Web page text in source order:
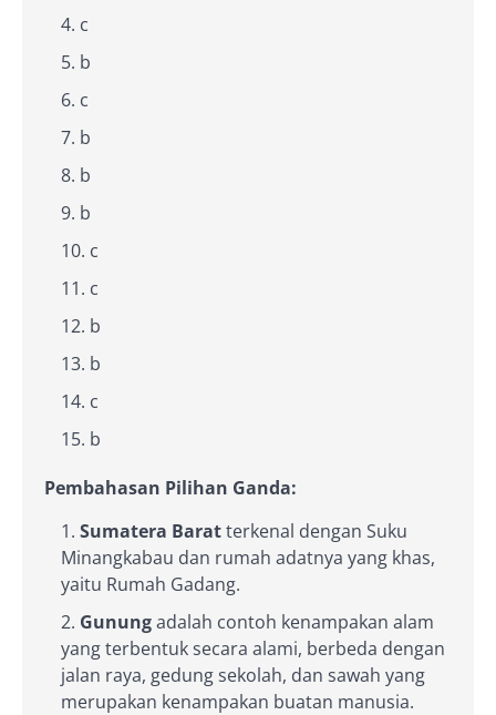
c
b
c
b
b
b
c
c
b
b
c
b
Pembahasan Pilihan Ganda:
Sumatera Baratterkenal dengan Suku
Minangkabau dan rumah adatnya yang khas,
yaitu Rumah Gadang.
Gunungadalah contoh kenampakan alam
yang terbentuk secara alami, berbeda dengan
jalan raya, gedung sekolah, dan sawah yang
merupakan kenampakan buatan manusia.